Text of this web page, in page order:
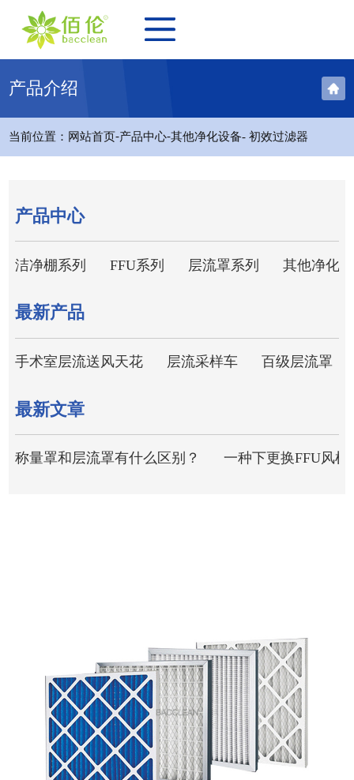
产品介绍
当前位置： 网站首页-产品中心-其他净化设备- 初效过滤器
产品中心
洁净棚系列 FFU系列 层流罩系列 其他净化
最新产品
手术室层流送风天花 层流采样车 百级层流罩
最新文章
称量罩和层流罩有什么区别？ 一种下更换FFU风